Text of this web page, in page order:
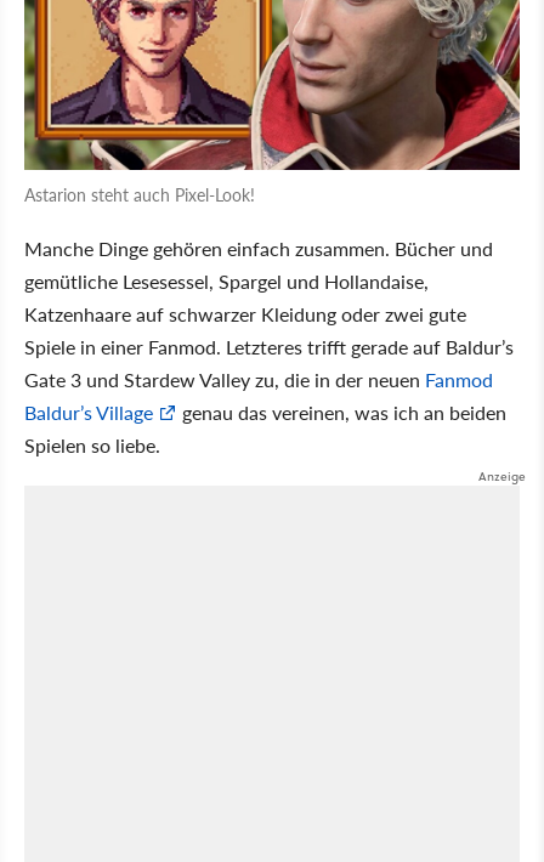
Astarion steht auch Pixel-Look!
Manche Dinge gehören einfach zusammen. Bücher und
gemütliche Lesesessel, Spargel und Hollandaise,
Katzenhaare auf schwarzer Kleidung oder zwei gute
Spiele in einer Fanmod. Letzteres trifft gerade auf Baldur’s
Gate 3 und Stardew Valley zu, die in der neuen Fanmod
Baldur’s Village
genau das vereinen, was ich an beiden
Spielen so liebe.